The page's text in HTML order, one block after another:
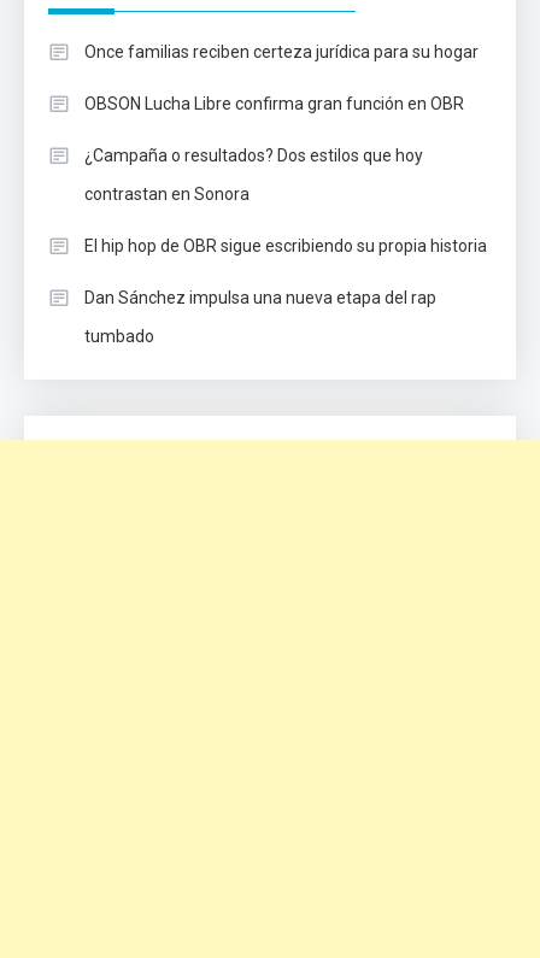
Once familias reciben certeza jurídica para su hogar
OBSON Lucha Libre confirma gran función en OBR
¿Campaña o resultados? Dos estilos que hoy
contrastan en Sonora
El hip hop de OBR sigue escribiendo su propia historia
Dan Sánchez impulsa una nueva etapa del rap
tumbado